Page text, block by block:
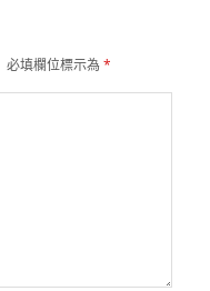
必填欄位標示為*